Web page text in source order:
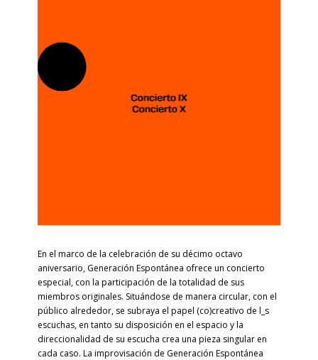
En el marco de la celebración de su décimo octavo
aniversario, Generación Espontánea ofrece un concierto
especial, con la participación de la totalidad de sus
miembros originales. Situándose de manera circular, con el
público alrededor, se subraya el papel (co)creativo de l_s
escuchas, en tanto su disposición en el espacio y la
direccionalidad de su escucha crea una pieza singular en
cada caso. La improvisación de Generación Espontánea